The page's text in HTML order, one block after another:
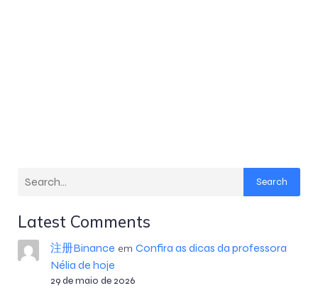
Search
Latest Comments
注册Binance em Confira as dicas da professora
Nélia de hoje
29 de maio de 2026